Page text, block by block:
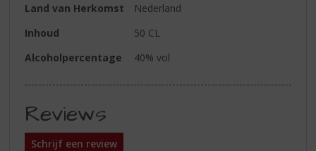
Land van Herkomst
Nederland
Inhoud
50 CL
Alcoholpercentage
40% vol
Reviews
Schrijf een review